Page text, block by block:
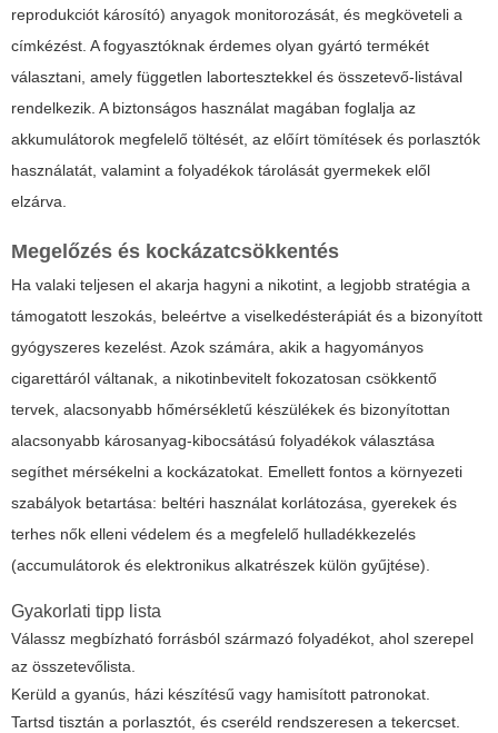
reprodukciót károsító) anyagok monitorozását, és megköveteli a
címkézést. A fogyasztóknak érdemes olyan gyártó termékét
választani, amely független labortesztekkel és összetevő-listával
rendelkezik. A biztonságos használat magában foglalja az
akkumulátorok megfelelő töltését, az előírt tömítések és porlasztók
használatát, valamint a folyadékok tárolását gyermekek elől
elzárva.
Megelőzés és kockázatcsökkentés
Ha valaki teljesen el akarja hagyni a nikotint, a legjobb stratégia a
támogatott leszokás, beleértve a viselkedésterápiát és a bizonyított
gyógyszeres kezelést. Azok számára, akik a hagyományos
cigarettáról váltanak, a nikotinbevitelt fokozatosan csökkentő
tervek, alacsonyabb hőmérsékletű készülékek és bizonyítottan
alacsonyabb károsanyag-kibocsátású folyadékok választása
segíthet mérsékelni a kockázatokat. Emellett fontos a környezeti
szabályok betartása: beltéri használat korlátozása, gyerekek és
terhes nők elleni védelem és a megfelelő hulladékkezelés
(accumulátorok és elektronikus alkatrészek külön gyűjtése).
Gyakorlati tipp lista
Válassz megbízható forrásból származó folyadékot, ahol szerepel
az összetevőlista.
Kerüld a gyanús, házi készítésű vagy hamisított patronokat.
Tartsd tisztán a porlasztót, és cseréld rendszeresen a tekercset.